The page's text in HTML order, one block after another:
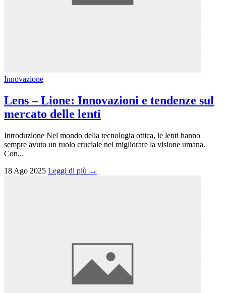
Innovazione
Lens – Lione: Innovazioni e tendenze sul
mercato delle lenti
Introduzione Nel mondo della tecnologia ottica, le lenti hanno
sempre avuto un ruolo cruciale nel migliorare la visione umana.
Con...
18 Ago 2025 Leggi di più →